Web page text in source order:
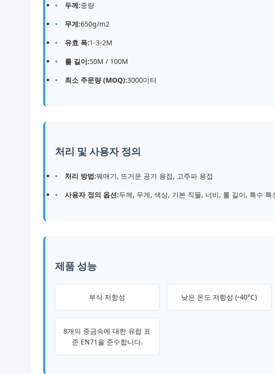
두께:중량
무게:650g/m2
유효 폭:1-3-2M
롤 길이:50M / 100M
최소 주문량 (MOQ):3000미터
처리 및 사용자 정의
처리 방법:꿰매기, 뜨거운 공기 용접, 고주파 용접
사용자 정의 옵션:두께, 무게, 색상, 기본 직물, 너비, 롤 길이, 특수 특
제품 성능
부식 저항성 낮은 온도 저항성 (-40°C)
8개의 중금속에 대한 유럽 표
준 EN71을 준수합니다.